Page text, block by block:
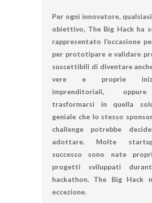
Per ogni innovatore,
obiettivo, The Big Hack ha
rappresentato l’occasione
per prototipare e validare
suscettibili di diventare
vere e proprie
imprenditoriali,
trasformarsi in quella
geniale che lo stesso
challenge potrebbe
adottare. Molte
successo sono nate
progetti sviluppati
hackathon. The Big Hack
eccezione.